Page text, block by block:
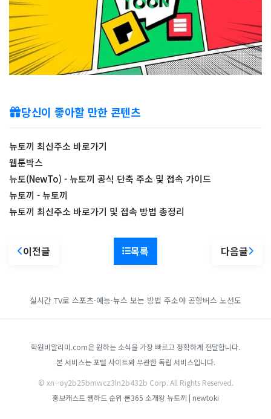
당신이 좋아할 만한 콘텐츠
뉴토끼 최신주소 바로가기
웹툰박스
뉴토(NewTo) - 뉴토끼 공식 단축 주소 및 접속 가이드
뉴토끼 - 뉴토끼
뉴토끼 최신주소 바로가기 및 접속 방법 총정리
이전글 목록 다음글
실시간 TV로 스포츠·예능·뉴스 보는 방법 주소야 공항버스 노선도
학원비알리미.com은 원하는 소식을 가장 빠르고 정확하게 전달합니다.
본 서비스는 포털 사이트와 무관한 독립 서비스입니다.
© xn--oy2b25bmwcz3ln2b432b Corp. All Rights Reserved.
홍보캐스트 웹하드 순위 론365 소개왕뉴토끼 | newtoki